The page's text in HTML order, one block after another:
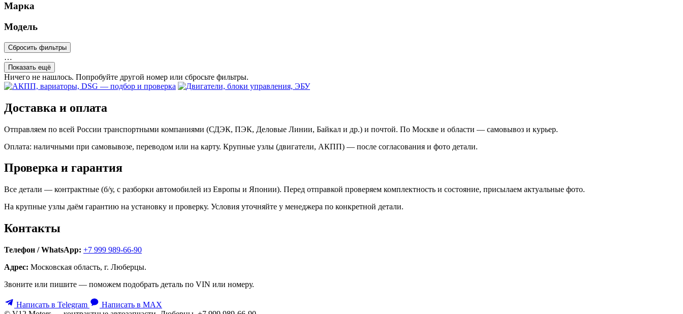
Марка
Модель
Сбросить фильтры
…
Показать ещё
Ничего не нашлось. Попробуйте другой номер или сбросьте фильтры.
Доставка и оплата
Отправляем по всей России транспортными компаниями (СДЭК, ПЭК, Деловые Линии, Байкал и др.) и почтой. По Москве и области — самовывоз и курьер.
Оплата: наличными при самовывозе, переводом или на карту. Крупные узлы (двигатели, АКПП) — после согласования и фото детали.
Проверка и гарантия
Все детали — контрактные (б/у, с разборки автомобилей из Европы и Японии). Перед отправкой проверяем комплектность и состояние, присылаем актуальные фото.
На крупные узлы даём гарантию на установку и проверку. Условия уточняйте у менеджера по конкретной детали.
Контакты
Телефон / WhatsApp: +7 999 989-66-90
Адрес: Московская область, г. Люберцы.
Звоните или пишите — поможем подобрать деталь по VIN или номеру.
Написать в Telegram
Написать в MAX